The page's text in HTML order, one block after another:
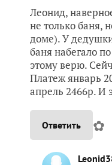
Леонид,
не только баня,
доме). У
баня набегало
этому верю.
Платеж январь
апрель 2466р. И
Ответить ✿